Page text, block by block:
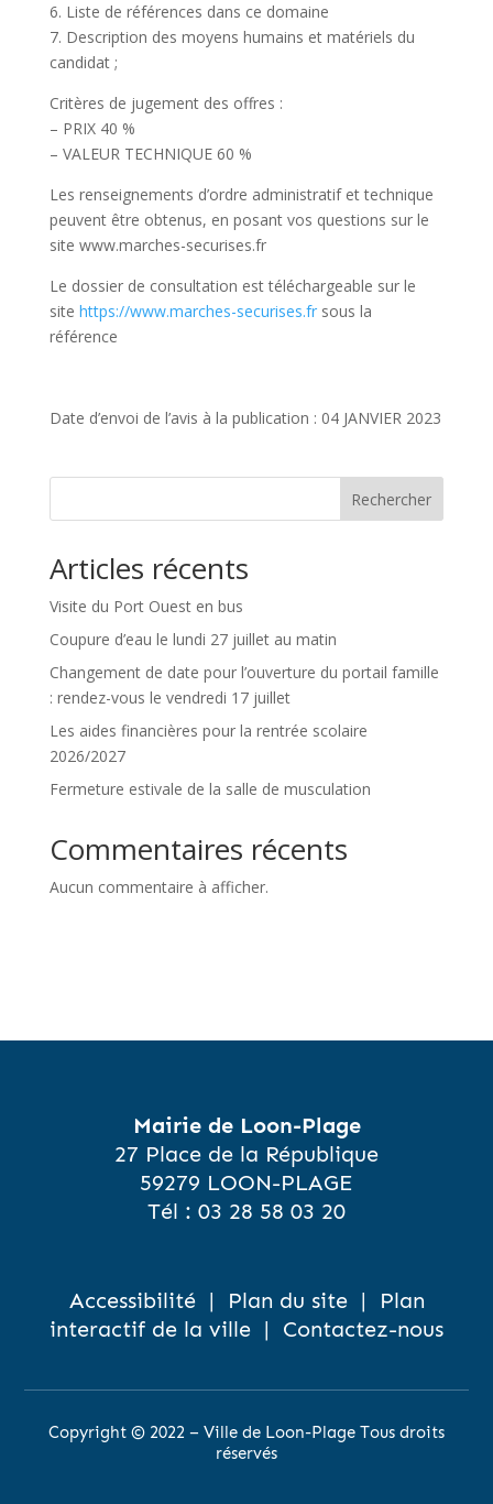
6. Liste de références dans ce domaine
7. Description des moyens humains et matériels du
candidat ;
Critères de jugement des offres :
– PRIX 40 %
– VALEUR TECHNIQUE 60 %
Les renseignements d’ordre administratif et technique
peuvent être obtenus, en posant vos questions sur le
site www.marches-securises.fr
Le dossier de consultation est téléchargeable sur le
site https://www.marches-securises.frsous la
référence
Date d’envoi de l’avis à la publication : 04 JANVIER 2023
Rechercher
Articles récents
Visite du Port Ouest en bus
Coupure d’eau le lundi 27 juillet au matin
Changement de date pour l’ouverture du portail famille
: rendez-vous le vendredi 17 juillet
Les aides financières pour la rentrée scolaire
2026/2027
Fermeture estivale de la salle de musculation
Commentaires récents
Aucun commentaire à afficher.
Mairie de Loon-Plage
27 Place de la République
59279 LOON-PLAGE
Tél : 03 28 58 03 20
Accessibilité| Plan du site|
Plan
interactif de la ville | Contactez-nous
Copyright © 2022 – Ville de Loon-Plage Tous droits
réservés